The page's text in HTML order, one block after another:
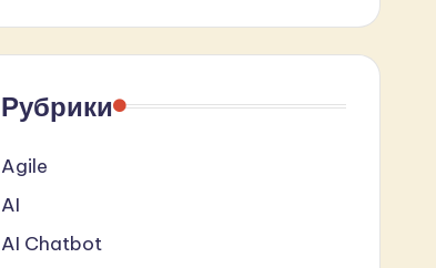
Рубрики
Agile
AI
AI Chatbot